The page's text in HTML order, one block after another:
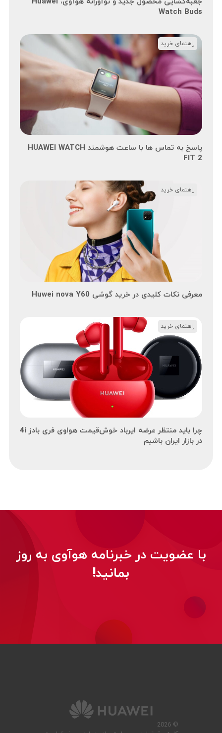
Watch Buds
پاسخ به تماس ها با ساعت هوشمند HUAWEI WATCH
FIT 2
راهنمای خرید
معرفی نکات کلیدی در خرید گوشی Huwei nova Y60
راهنمای خرید
چرا باید منتظر عرضه ایرباد خوش‌قیمت هواوی فری بادز 4i
در بازار ایران باشیم
راهنمای خرید
با عضویت در خبرنامه هوآوی به روز
بمانید!
© 2026